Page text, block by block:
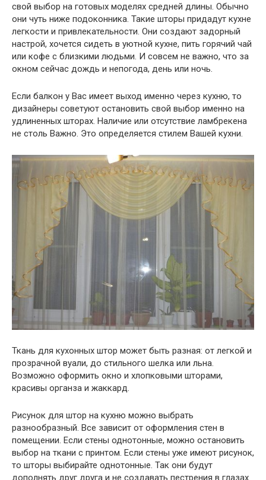
свой выбор на готовых моделях средней длины. Обычно
они чуть ниже подоконника. Такие шторы придадут кухне
легкости и привлекательности. Они создают задорный
настрой, хочется сидеть в уютной кухне, пить горячий чай
или кофе с близкими людьми. И совсем не важно, что за
окном сейчас дождь и непогода, день или ночь.
Если балкон у Вас имеет выход именно через кухню, то
дизайнеры советуют остановить свой выбор именно на
удлиненных шторах. Наличие или отсутствие ламбрекена
не столь Важно. Это определяется стилем Вашей кухни.
Ткань для кухонных штор может быть разная: от легкой и
прозрачной вуали, до стильного шелка или льна.
Возможно оформить окно и хлопковыми шторами,
красивы органза и жаккард.
Рисунок для штор на кухню можно выбрать
разнообразный. Все зависит от оформления стен в
помещении. Если стены однотонные, можно остановить
выбор на ткани с принтом. Если стены уже имеют рисунок,
то шторы выбирайте однотонные. Так они будут
дополнять друг друга и не создавать пестрения в глазах.